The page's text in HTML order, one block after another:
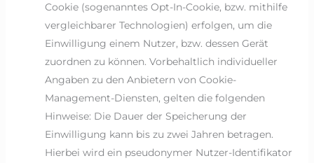
Cookie (sogenanntes Opt-In-Cookie, bzw. mithilfe
vergleichbarer Technologien) erfolgen, um die
Einwilligung einem Nutzer, bzw. dessen Gerät
zuordnen zu können. Vorbehaltlich individueller
Angaben zu den Anbietern von Cookie-
Management-Diensten, gelten die folgenden
Hinweise: Die Dauer der Speicherung der
Einwilligung kann bis zu zwei Jahren betragen.
Hierbei wird ein pseudonymer Nutzer-Identifikator